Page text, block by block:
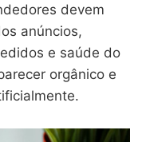
devem
anúncios,
e saúde do
orgânico e